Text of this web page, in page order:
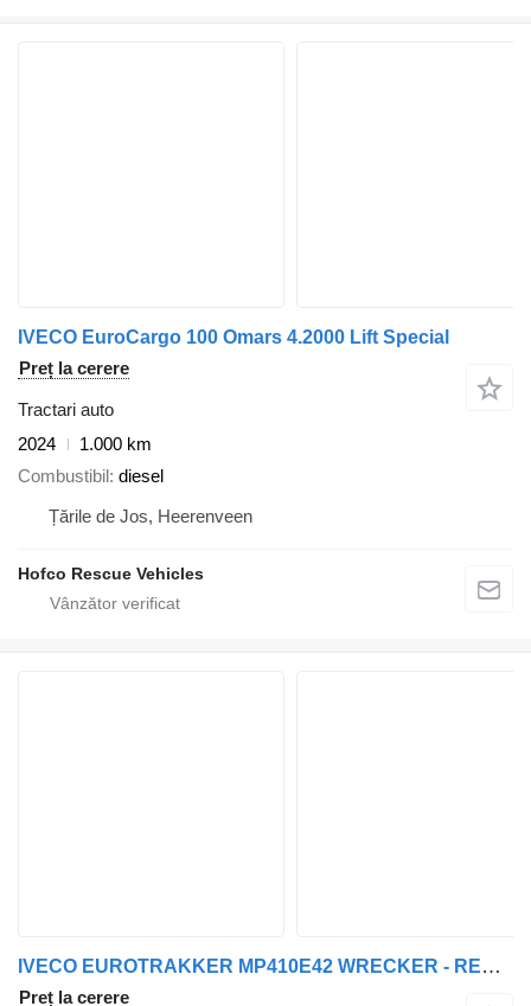
IVECO EuroCargo 100 Omars 4.2000 Lift Special
Preț la cerere
Tractari auto
2024
1.000 km
Combustibil diesel
Țările de Jos, Heerenveen
Hofco Rescue Vehicles
IVECO EUROTRAKKER MP410E42 WRECKER - RECOVERY TRUCK - 37404KM - COMPLE
Preț la cerere